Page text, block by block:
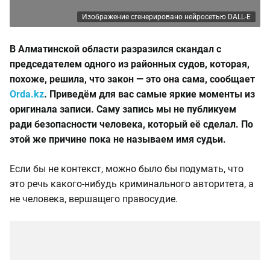
Изображение сгенерировано нейросетью DALL-E
В Алматинской области разразился скандал с
председателем одного из районных судов, которая,
похоже, решила, что закон — это она сама, сообщает
Orda.kz. Приведём для вас самые яркие моменты из
оригинала записи. Саму запись мы не публикуем
ради безопасности человека, который её сделал. По
этой же причине пока не называем имя судьи.
Если бы не контекст, можно было бы подумать, что
это речь какого-нибудь криминального авторитета, а
не человека, вершащего правосудие.